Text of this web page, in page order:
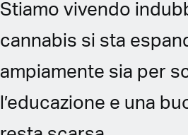
Stiamo vivendo
cannabis si sta
ampiamente sia per
l’educazione e una